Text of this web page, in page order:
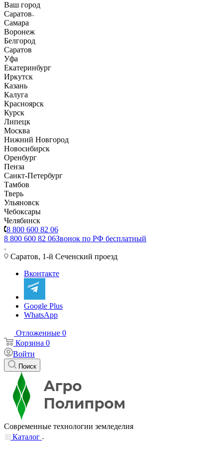
Ваш город
Саратов
Самара
Воронеж
Белгород
Саратов
Уфа
Екатеринбург
Иркутск
Казань
Калуга
Красноярск
Курск
Липецк
Москва
Нижний Новгород
Новосибирск
Оренбург
Пенза
Санкт-Петербург
Тамбов
Тверь
Ульяновск
Чебоксары
Челябинск
8 800 600 82 06
8 800 600 82 06Звонок по РФ бесплатный
Саратов, 1-й Сеченский проезд
Вконтакте
Google Plus
WhatsApp
Отложенные 0
Корзина 0
Войти
Поиск
Современные технологии земледелия
Каталог